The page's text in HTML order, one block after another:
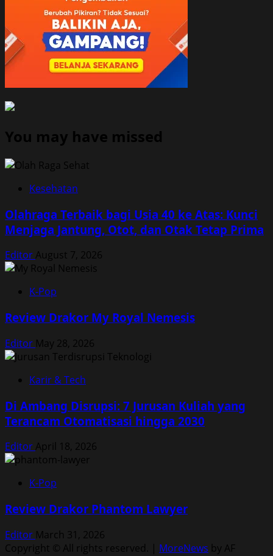
You may have missed
Kesehatan
Olahraga Terbaik bagi Usia 40 ke Atas: Kunci
Menjaga Jantung, Otot, dan Otak Tetap Prima
Editor August 7, 2026
K-Pop
Review Drakor My Royal Nemesis
Editor May 28, 2026
Karir & Tech
Di Ambang Disrupsi: 7 Jurusan Kuliah yang
Terancam Otomatisasi hingga 2030
Editor April 18, 2026
K-Pop
Review Drakor Phantom Lawyer
Editor March 31, 2026
Copyright © All rights reserved. | MoreNews by AF